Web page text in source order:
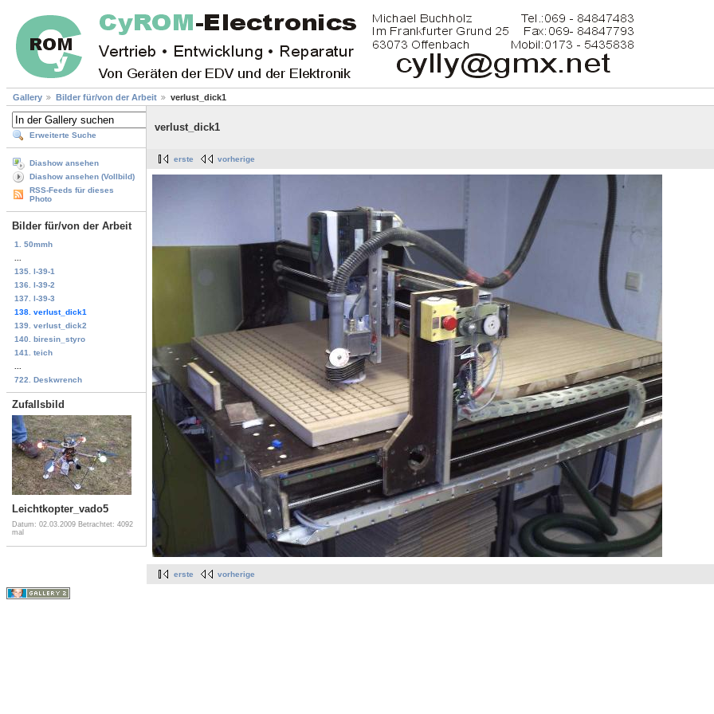
Gallery Bilder für/von der Arbeit verlust_dick1
Erweiterte Suche
Diashow ansehen
Diashow ansehen (Vollbild)
RSS-Feeds für dieses
Photo
Bilder für/von der Arbeit
1. 50mmh
135. l-39-1
136. l-39-2
137. l-39-3
138. verlust_dick1
139. verlust_dick2
140. biresin_styro
141. teich
722. Deskwrench
Zufallsbild
Leichtkopter_vado5
Datum: 02.03.2009 Betrachtet: 4092
mal
verlust_dick1
erste vorherige
erste vorherige